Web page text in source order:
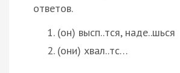
ответов.
(он) высп..тся, наде..шься
(они) хвал..тс…